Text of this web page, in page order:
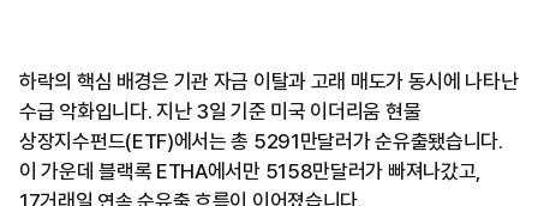
하락의 핵심 배경은 기관 자금 이탈과 고래 매도가 동시에 나타난
수급 악화입니다. 지난 3일 기준 미국 이더리움 현물
상장지수펀드(ETF)에서는 총 5291만달러가 순유출됐습니다.
이 가운데 블랙록 ETHA에서만 5158만달러가 빠져나갔고,
17거래일 연속 순유출 흐름이 이어졌습니다.